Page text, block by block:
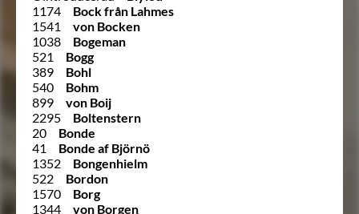
1174
Bock från Lahmes
1541
von Bocken
1038
Bogeman
521
Bogg
389
Bohl
540
Bohm
899
von Boij
2295
Boltenstern
20
Bonde
41
Bonde af Björnö
1352
Bongenhielm
522
Bordon
1570
Borg
1344
von Borgen